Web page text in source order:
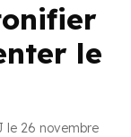
le
le 26 novembre